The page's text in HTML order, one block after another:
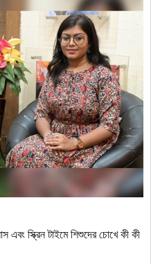
স্ক্রিন টাইমে শিশুদের চোখে কী কী